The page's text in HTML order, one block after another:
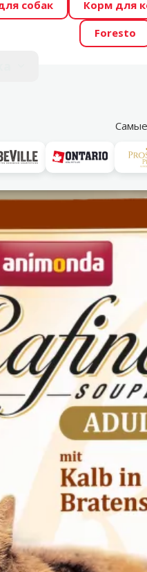
Весь месяц Dino Zoo
Фотоконкурс “GADA
собак Корм для
Foresto
Корм и лакомства